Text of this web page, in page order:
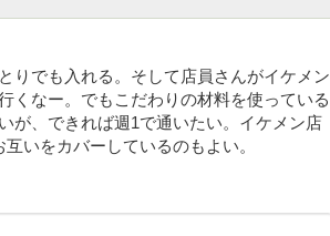
りでも入れる。そして店員さんがイケメン
くなー。でもこだわりの材料を使っている
が、できれば週1で通いたい。イケメン店
いをカバーしているのもよい。